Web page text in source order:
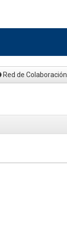
Red de Colaboración